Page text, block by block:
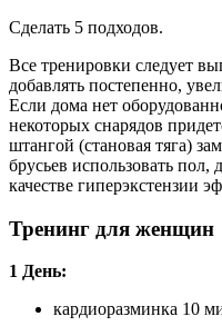
Сделать 5 подходов.
Все тренировки следует
добавлять постепенно,
Если дома нет
некоторых снарядов
штангой (становая тяга)
брусьев использовать
качестве гиперэкстензии
Тренинг для женщин
1 День:
кардиоразминка 10